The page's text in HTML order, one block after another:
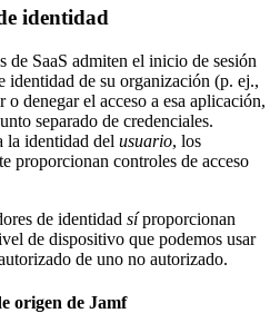
identidad
de SaaS admiten el inicio de sesión
identidad de su organización (p. ej.,
denegar el acceso a esa aplicación,
separado de credenciales.
la identidad del usuario, los
proporcionan controles de acceso
de identidad síproporcionan
de dispositivo que podemos usar
de uno no autorizado.
origen de Jamf